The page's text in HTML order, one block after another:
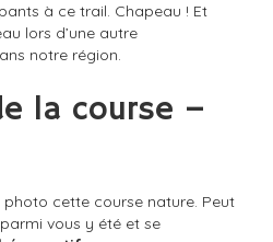
à ce trail. Chapeau ! Et
lors d’une autre
notre région.
la course –
cette course nature. Peut
vous y été et se